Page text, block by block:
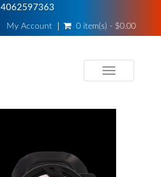
4062597363
My Account 0 item(s) - $0.00
Toggle